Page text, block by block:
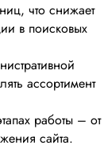
что снижает
в поисковых
ассортимент
работы – от
сайта.